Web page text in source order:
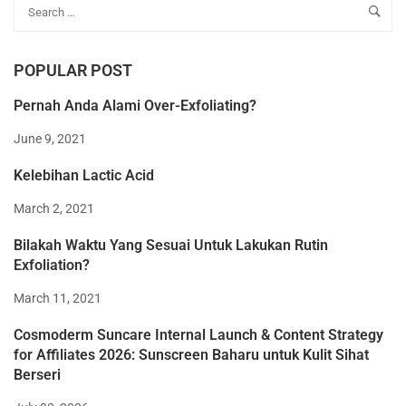
POPULAR POST
Pernah Anda Alami Over-Exfoliating?
June 9, 2021
Kelebihan Lactic Acid
March 2, 2021
Bilakah Waktu Yang Sesuai Untuk Lakukan Rutin
Exfoliation?
March 11, 2021
Cosmoderm Suncare Internal Launch & Content Strategy
for Affiliates 2026: Sunscreen Baharu untuk Kulit Sihat
Berseri